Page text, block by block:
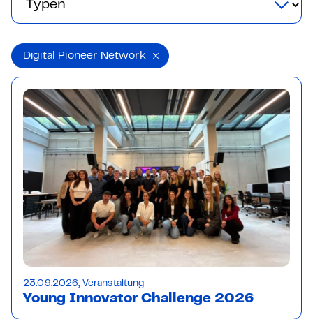
Digital Pioneer Network
23.09.2026, Veranstaltung
Young Innovator Challenge 2026